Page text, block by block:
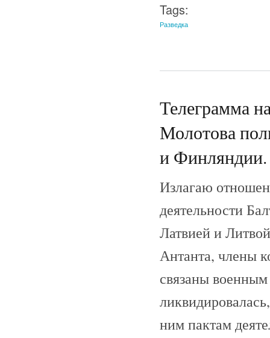
Tags:
Разведка
Телеграмма
Молотова
и
Излагаю
деятельности
Латвией и
Антанта, члены
связаны
ним пактам